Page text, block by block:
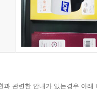
관련한 안내가 있는경우 아